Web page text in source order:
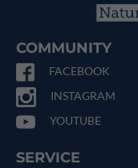
COMMUNITY
FACEBOOK
INSTAGRAM
YOUTUBE
SERVICE